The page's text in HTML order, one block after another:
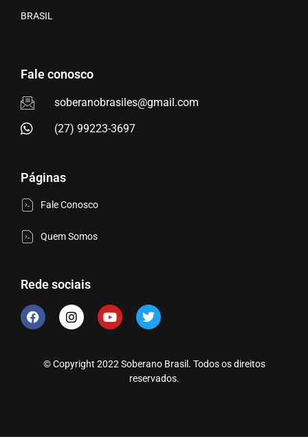
BRASIL
Fale conosco
soberanobrasiles@gmail.com
(27) 99223-3697
Páginas
Fale Conosco
Quem Somos
Rede sociais
© Copyright 2022 Soberano Brasil. Todos os direitos
reservados.